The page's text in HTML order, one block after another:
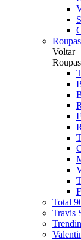
Roupas
Voltar
Roupas
Total
Travis